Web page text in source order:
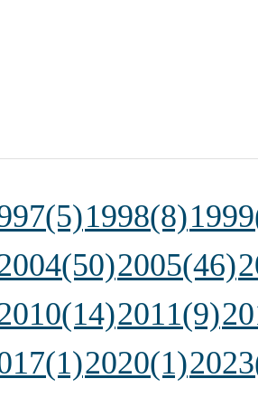
1998(8)
2005(46)
2011(9)
2020(1)